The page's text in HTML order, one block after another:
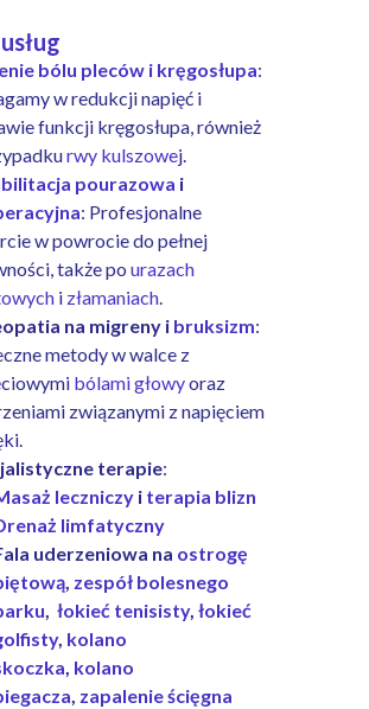
bólu pleców i kręgosłupa:
w redukcji napięć i
funkcji kręgosłupa, również
rwy kulszowej.
pourazowa i
: Profesjonalne
w powrocie do pełnej
także po urazach
i złamaniach.
na migreny i bruksizm:
metody w walce z
bólami głowyoraz
związanymi z napięciem
terapie:
leczniczy i terapia blizn
limfatyczny
uderzeniowa na ostrogę
, zespół bolesnego
, łokieć tenisisty, łokieć
, kolano
, kolano
, zapalenie ścięgna